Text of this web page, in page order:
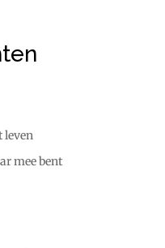
leven
mee bent